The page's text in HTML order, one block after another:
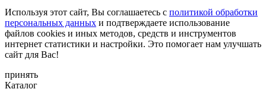
Используя этот сайт, Вы соглашаетесь с политикой обработки
персональных данных и подтверждаете использование
файлов cookies и иных методов, средств и инструментов
интернет статистики и настройки. Это помогает нам улучшать
сайт для Вас!
принять
Каталог